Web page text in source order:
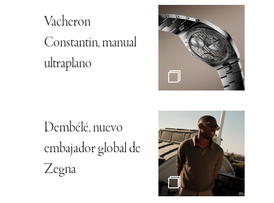
Vacheron
Constantin, manual
ultraplano
Dembélé, nuevo
embajador global de
Zegna